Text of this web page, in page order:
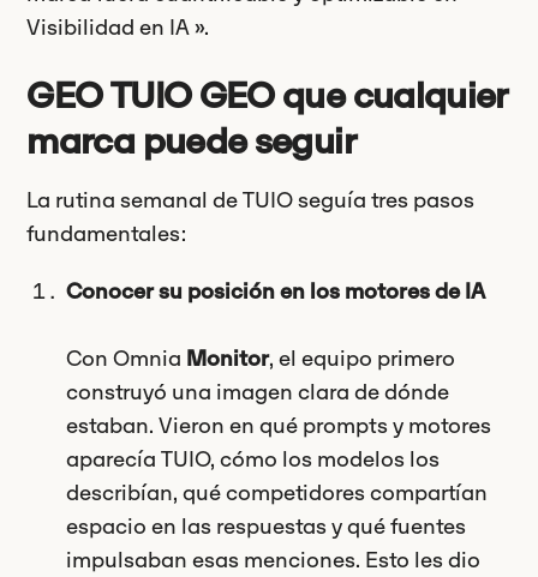
Visibilidad en IA ».
GEO TUIO GEO que cualquier
marca puede seguir
La rutina semanal de TUIO seguía tres pasos
fundamentales:
Conocer su posición en los motores de IA
Con Omnia Monitor, el equipo primero
construyó una imagen clara de dónde
estaban. Vieron en qué prompts y motores
aparecía TUIO, cómo los modelos los
describían, qué competidores compartían
espacio en las respuestas y qué fuentes
impulsaban esas menciones. Esto les dio